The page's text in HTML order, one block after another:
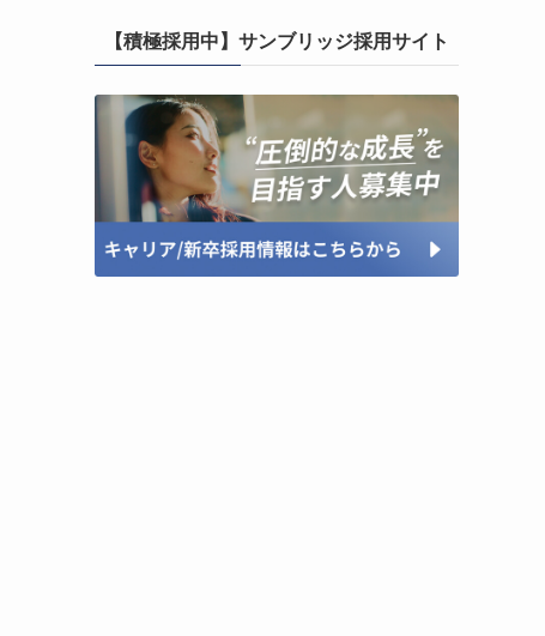
【積極採用中】サンブリッジ採用サイト